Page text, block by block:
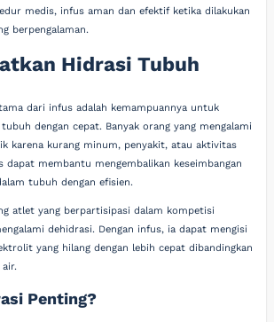
medis, infus aman dan efektif ketika dilakukan
berpengalaman.
Hidrasi Tubuh
dari infus adalah kemampuannya untuk
dengan cepat. Banyak orang yang mengalami
karena kurang minum, penyakit, atau aktivitas
dapat membantu mengembalikan keseimbangan
tubuh dengan efisien.
atlet yang berpartisipasi dalam kompetisi
dehidrasi. Dengan infus, ia dapat mengisi
yang hilang dengan lebih cepat dibandingkan
air.
Penting?